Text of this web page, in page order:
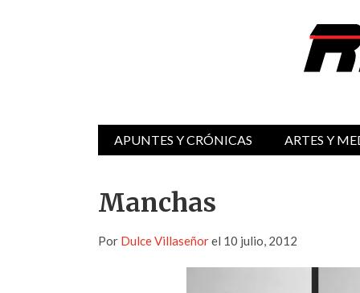
APUNTES Y CRÓNICAS ARTES Y
Manchas
Por Dulce Villaseñorel 10 julio, 2012